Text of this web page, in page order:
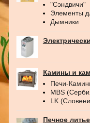
"Сэндвичи"
Элементы
Дымники
Камины и
Печи-
MBS
LK
Печное литье